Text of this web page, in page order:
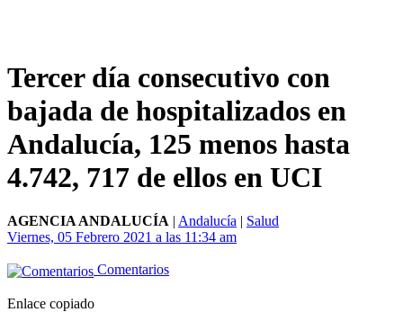
Tercer día consecutivo con
bajada de hospitalizados en
Andalucía, 125 menos hasta
4.742, 717 de ellos en UCI
AGENCIA ANDALUCÍA | Andalucía | Salud
Viernes, 05 Febrero 2021 a las 11:34 am
Comentarios
Enlace copiado